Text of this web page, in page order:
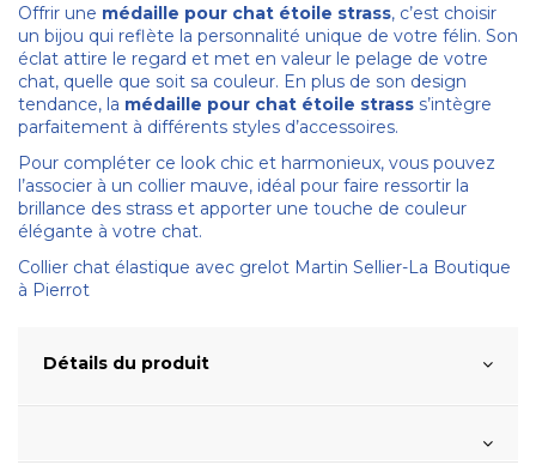
Offrir une médaille pour chat étoile strass, c’est choisir
un bijou qui reflète la personnalité unique de votre félin. Son
éclat attire le regard et met en valeur le pelage de votre
chat, quelle que soit sa couleur. En plus de son design
tendance, la médaille pour chat étoile strass s’intègre
parfaitement à différents styles d’accessoires.
Pour compléter ce look chic et harmonieux, vous pouvez
l’associer à un collier mauve, idéal pour faire ressortir la
brillance des strass et apporter une touche de couleur
élégante à votre chat.
Collier chat élastique avec grelot Martin Sellier-La Boutique
à Pierrot
Détails du produit